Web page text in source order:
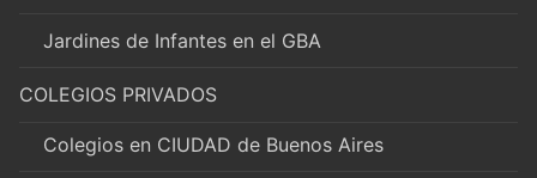
Jardines de Infantes en el GBA
COLEGIOS PRIVADOS
Colegios en CIUDAD de Buenos Aires